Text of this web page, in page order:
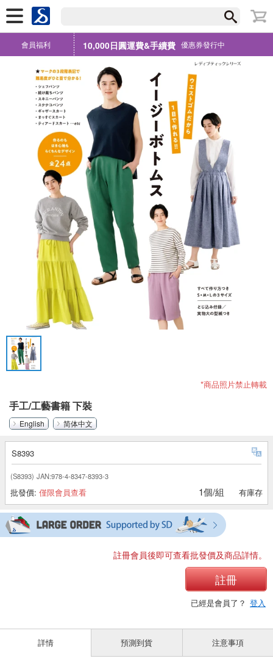
會員福利 10,000日圓運費&手續費 優惠券發行中
*商品照片禁止轉載
手工/工藝書籍 下裝
English 简体中文
S8393
(S8393) JAN:978-4-8347-8393-3
批發價: 僅限會員查看 1個/組 有庫存
註冊會員後即可查看批發價及商品詳情。
註冊
已經是會員了？ 登入
詳情 預測到貨 注意事項